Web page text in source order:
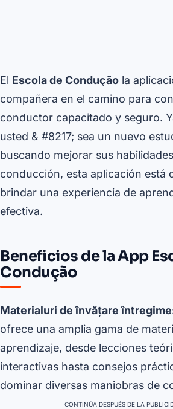
El Escola de Condução la
compañera en el camino para
conductor capacitado y seguro.
usted & #8217; sea un nuevo
buscando mejorar sus
conducción, esta aplicación está
brindar una experiencia de
efectiva.
Beneficios de la App
Condução
Materialuri de învățare
ofrece una amplia gama de
aprendizaje, desde lecciones
interactivas hasta consejos
dominar diversas maniobras de
CONTINÚA DESPUÉS DE LA